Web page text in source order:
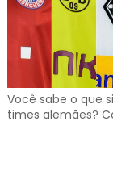
Você sabe o que
times alemães?